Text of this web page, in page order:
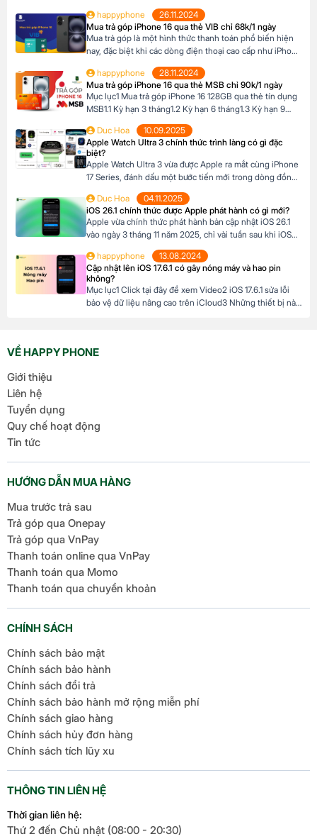
sánh camera iPhone 15 Pro Max và iPhone 16 Pro Max3
So sánh khả năng quay video của iPhone 15 Pro Max và
iPhone 16 Pro Max4 Nút Camera control trên iPhone 16
Pro […]
happyphone
26.11.2024
Mua trả góp iPhone 16 qua thẻ VIB chỉ 68k/1 ngày
Mua trả góp là một hình thức thanh toán phổ biến hiện
nay, đặc biệt khi các dòng điện thoại cao cấp như iPhone
đủ điều kiện tài chính để thanh toán một lần. Tại Happy
Phone, chương trình trả góp iPhone 16 […]
happyphone
28.11.2024
Mua trả góp iPhone 16 qua thẻ MSB chỉ 90k/1 ngày
Mục lục1 Mua trả góp iPhone 16 128GB qua thẻ tín dụng
MSB1.1 Kỳ hạn 3 tháng1.2 Kỳ hạn 6 tháng1.3 Kỳ hạn 9
qua thẻ tín dụng MSB Đừng bỏ lỡ cơ hội sở hữu iPhone
16 128GB với mức giá hấp dẫn […]
Duc Hoa
10.09.2025
Apple Watch Ultra 3 chính thức trình làng có gì đặc
biệt?
Apple Watch Ultra 3 vừa được Apple ra mắt cùng iPhone
17 Series, đánh dấu một bước tiến mới trong dòng đồng
phiêu lưu. Với thiết kế chắc chắn, tính năng theo dõi sức
khỏe vượt trội và thời lượng pin ấn tượng, […]
Duc Hoa
04.11.2025
iOS 26.1 chính thức được Apple phát hành có gì mới?
Apple vừa chính thức phát hành bản cập nhật iOS 26.1
vào ngày 3 tháng 11 năm 2025, chỉ vài tuần sau khi iOS
hành mới nhất dành cho iPhone, mang đến nhiều cải
tiến đáng chú ý, tập trung vào […]
happyphone
13.08.2024
Cập nhật lên iOS 17.6.1 có gây nóng máy và hao pin
không?
Mục lục1 Click tại đây để xem Video2 iOS 17.6.1 sửa lỗi
bảo vệ dữ liệu nâng cao trên iCloud3 Những thiết bị nào
VỀ HAPPY PHONE
Giới thiệu
Liên hệ
Tuyển dụng
Quy chế hoạt động
Tin tức
HƯỚNG DẪN MUA HÀNG
Mua trước trả sau
Trả góp qua Onepay
Trả góp qua VnPay
Thanh toán online qua VnPay
Thanh toán qua Momo
Thanh toán qua chuyển khoản
CHÍNH SÁCH
Chính sách bảo mật
Chính sách bảo hành
Chính sách đổi trả
Chính sách bảo hành mở rộng miễn phí
Chính sách giao hàng
Chính sách hủy đơn hàng
Chính sách tích lũy xu
THÔNG TIN LIÊN HỆ
Thời gian liên hệ:
Thứ 2 đến Chủ nhật (08:00 - 20:30)